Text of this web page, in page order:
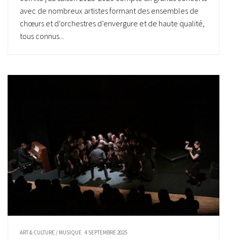
avec de nombreux artistes formant des ensembles de
chœurs et d’orchestres d’envergure et de haute qualité,
tous connus...
ART & CULTURE / MUSIQUE 4 SEPTEMBRE 2025